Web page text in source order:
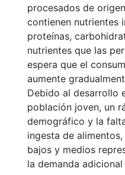
procesados de
contienen nutrientes
proteínas,
nutrientes que las
espera que el
aumente
Debido al desarrollo
población joven, un
demográfico y la
ingesta de
bajos y medios
la demanda